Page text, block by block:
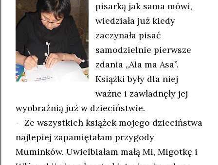
pisarką jak sama mówi,
wiedziała już kiedy
zaczynała pisać
samodzielnie pierwsze
zdania „Ala ma Asa”.
Książki były dla niej
ważne i zawładnęły jej
wyobraźnią już w dzieciństwie.
- Ze wszystkich książek mojego dzieciństwa
najlepiej zapamiętałam przygody
Muminków. Uwielbiałam małą Mi, Migotkę i